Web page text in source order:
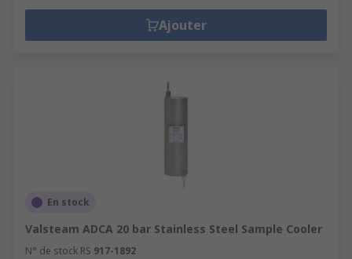
Ajouter
En stock
Valsteam ADCA 20 bar Stainless Steel Sample Cooler
N° de stock RS 917-1892